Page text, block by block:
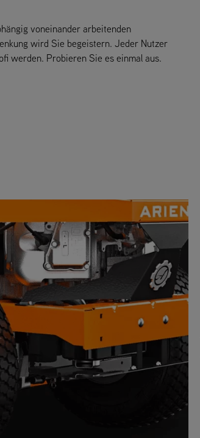
voneinander arbeitenden
wird Sie begeistern. Jeder Nutzer
werden. Probieren Sie es einmal aus.